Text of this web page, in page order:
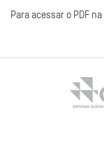
Para acessar o PDF